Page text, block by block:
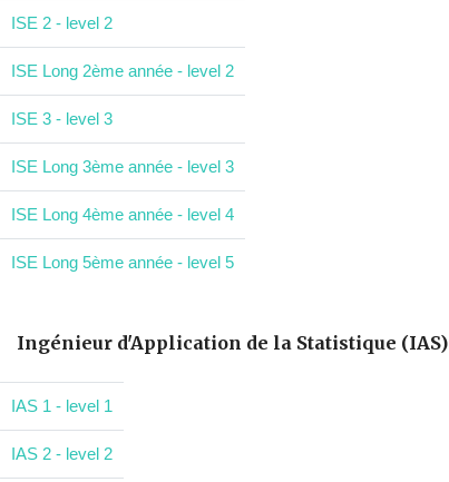
ISE 2 - level 2
ISE Long 2ème année - level 2
ISE 3 - level 3
ISE Long 3ème année - level 3
ISE Long 4ème année - level 4
ISE Long 5ème année - level 5
Ingénieur d'Application de la Statistique (IAS)
IAS 1 - level 1
IAS 2 - level 2